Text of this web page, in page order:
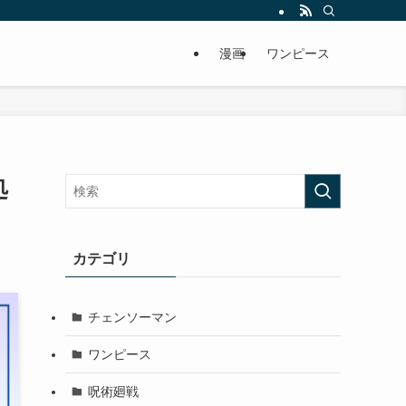
漫画 ワンピース
カテゴリ
チェンソーマン
ワンピース
呪術廻戦